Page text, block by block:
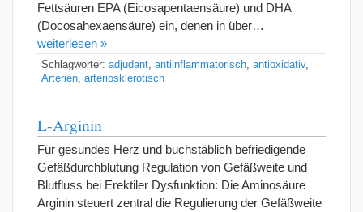
Fettsäuren EPA (Eicosapentaensäure) und DHA
(Docosahexaensäure) ein, denen in über…
weiterlesen »
Schlagwörter: adjudant antiinflammatorisch antioxidativ,
Arterien arteriosklerotisch
L-Arginin
Für gesundes Herz und buchstäblich befriedigende
Gefäßdurchblutung Regulation von Gefäßweite und
Blutfluss bei Erektiler Dysfunktion: Die Aminosäure
Arginin steuert zentral die Regulierung der Gefäßweite